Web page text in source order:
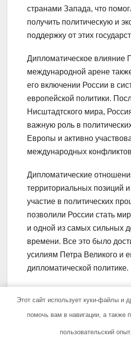
странами Запада, что
получить политическую и
поддержку от этих
Дипломатическое влияние
международной арене
его включении России в
европейской политики.
Нисштадтского мира,
важную роль в
Европы и активно
международных
Дипломатические
территориальных позиций
участие в политических
позволили России стать
и одной из самых сильных
времени. Все это было
усилиям Петра Великого и
дипломатической политике.
Вопрос-
Где и когда
Этот сайт использует куки-файлы и
помочь вам в навигации, а также
пользовательский опыт.